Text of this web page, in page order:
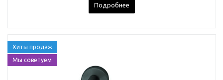
Подробнее
Хиты продаж
Мы советуем